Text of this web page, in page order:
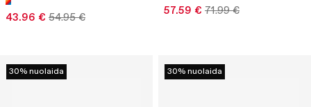
43.96 € 54.95 € 57.59 € 71.99 €
30% nuolaida 30% nuolaida